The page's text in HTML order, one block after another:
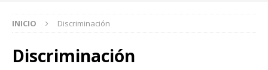
INICIO Discriminación
Discriminación